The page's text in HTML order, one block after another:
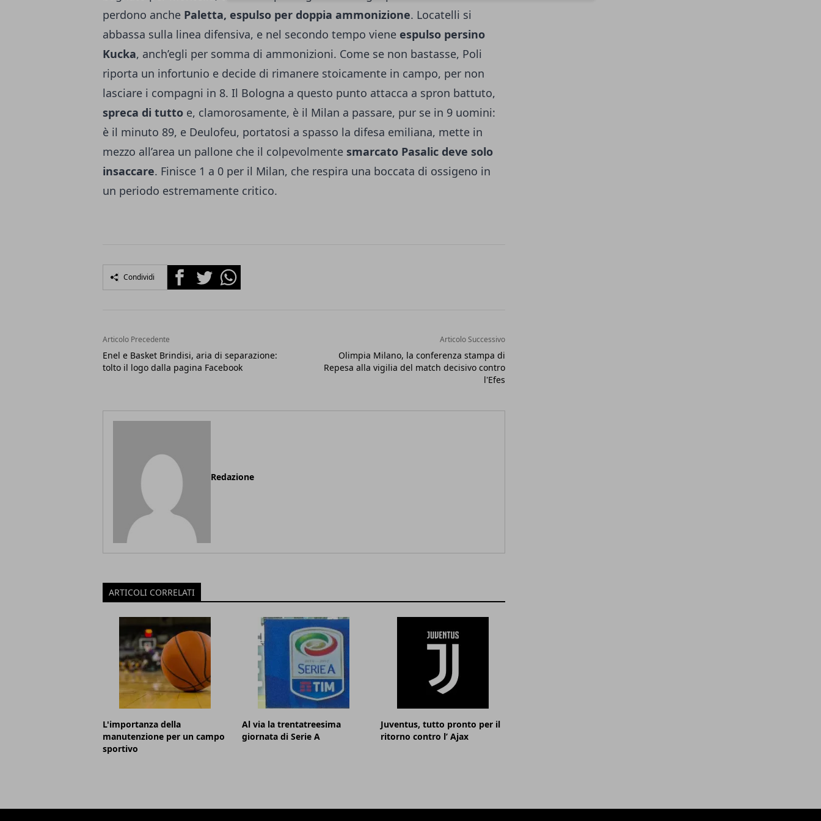
perdono anche Paletta, espulso per doppia ammonizione. Locatelli si
abbassa sulla linea difensiva, e nel secondo tempo viene espulso persino
Kucka, anch’egli per somma di ammonizioni. Come se non bastasse, Poli
riporta un infortunio e decide di rimanere stoicamente in campo, per non
lasciare i compagni in 8. Il Bologna a questo punto attacca a spron battuto,
spreca di tutto e, clamorosamente, è il Milan a passare, pur se in 9 uomini:
è il minuto 89, e Deulofeu, portatosi a spasso la difesa emiliana, mette in
mezzo all’area un pallone che il colpevolmente smarcato Pasalic deve solo
insaccare. Finisce 1 a 0 per il Milan, che respira una boccata di ossigeno in
un periodo estremamente critico.
Condividi FacebookTwitterWhatsapp
Articolo Precedente
Enel e Basket Brindisi, aria di separazione:
tolto il logo dalla pagina Facebook
Articolo Successivo
Olimpia Milano, la conferenza stampa di
Repesa alla vigilia del match decisivo contro
l'Efes
Redazione
ARTICOLI CORRELATI
L'importanza della
manutenzione per un campo
sportivo
Al via la trentatreesima
giornata di Serie A
Juventus, tutto pronto per il
ritorno contro l’ Ajax